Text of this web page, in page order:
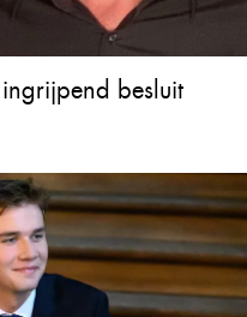
ingrijpend besluit